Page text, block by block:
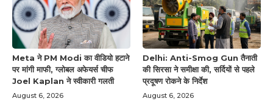
Meta ने PM Modi का वीडियो हटाने
पर मांगी माफी, ग्लोबल अफेयर्स चीफ
Joel Kaplan ने स्वीकारी गलती
August 6, 2026
Delhi: Anti-Smog Gun तैनाती
की सिरसा ने समीक्षा की, सर्दियों से पहले
प्रदूषण रोकने के निर्देश
August 6, 2026